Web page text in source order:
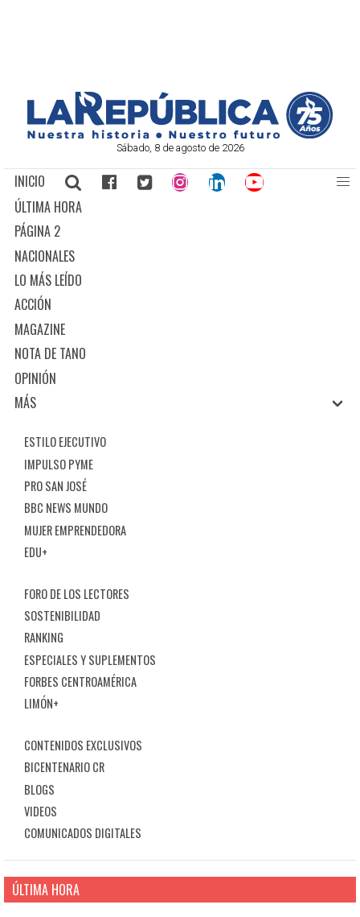
Sábado, 8 de agosto de 2026
INICIO
ÚLTIMA HORA
PÁGINA 2
NACIONALES
LO MÁS LEÍDO
ACCIÓN
MAGAZINE
NOTA DE TANO
OPINIÓN
MÁS
ESTILO EJECUTIVO
IMPULSO PYME
PRO SAN JOSÉ
BBC NEWS MUNDO
MUJER EMPRENDEDORA
EDU+
FORO DE LOS LECTORES
SOSTENIBILIDAD
RANKING
ESPECIALES Y SUPLEMENTOS
FORBES CENTROAMÉRICA
LIMÓN+
CONTENIDOS EXCLUSIVOS
BICENTENARIO CR
BLOGS
VIDEOS
COMUNICADOS DIGITALES
ÚLTIMA HORA